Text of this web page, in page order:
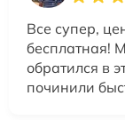
Все супер,
бесплатная!
обратился в
починили